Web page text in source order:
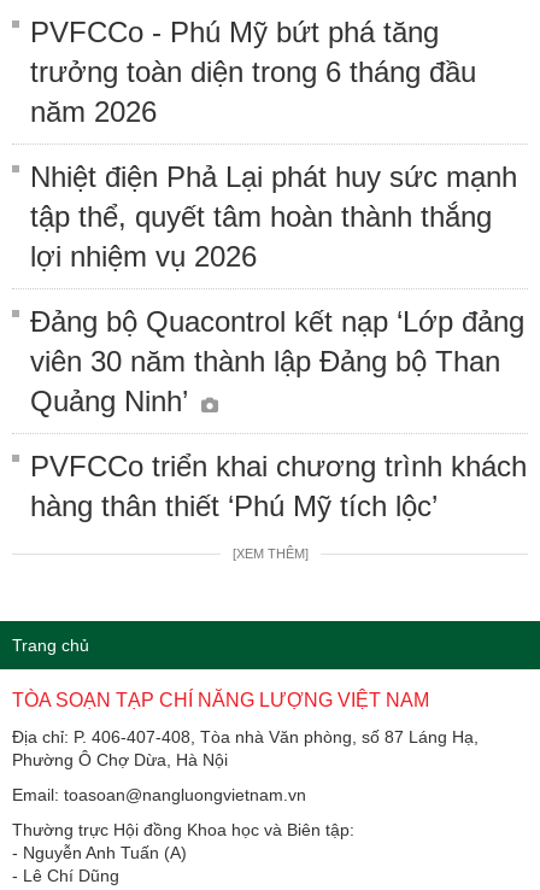
PVFCCo - Phú Mỹ bứt phá tăng
trưởng toàn diện trong 6 tháng đầu
năm 2026
Nhiệt điện Phả Lại phát huy sức mạnh
tập thể, quyết tâm hoàn thành thắng
lợi nhiệm vụ 2026
Đảng bộ Quacontrol kết nạp ‘Lớp đảng
viên 30 năm thành lập Đảng bộ Than
Quảng Ninh’
PVFCCo triển khai chương trình khách
hàng thân thiết ‘Phú Mỹ tích lộc’
[XEM THÊM]
Trang chủ
TÒA SOẠN TẠP CHÍ NĂNG LƯỢNG VIỆT NAM
Địa chỉ: P. 406-407-408, Tòa nhà Văn phòng, số 87 Láng Hạ,
Phường Ô Chợ Dừa, Hà Nội
Email: toasoan@nangluongvietnam.vn
Thường trực Hội đồng Khoa học và Biên tập:
​​​​​​- Nguyễn Anh Tuấn (A)
- Lê Chí Dũng